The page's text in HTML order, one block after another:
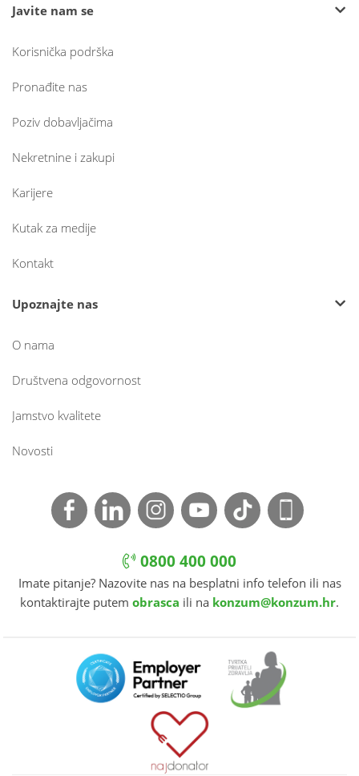
Javite nam se
Korisnička podrška
Pronađite nas
Poziv dobavljačima
Nekretnine i zakupi
Karijere
Kutak za medije
Kontakt
Upoznajte nas
O nama
Društvena odgovornost
Jamstvo kvalitete
Novosti
0800 400 000
Imate pitanje? Nazovite nas na besplatni info telefon ili nas
kontaktirajte putem obrasca ili na konzum@konzum.hr.